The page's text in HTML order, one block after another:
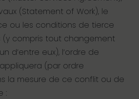
(Statement of Work), le
ou les conditions de tierce
compris tout changement
d’entre eux), l’ordre de
(par ordre
la mesure de ce conflit ou de
: